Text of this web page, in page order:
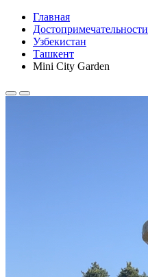
Главная
Достопримечательности
Узбекистан
Ташкент
Mini City Garden